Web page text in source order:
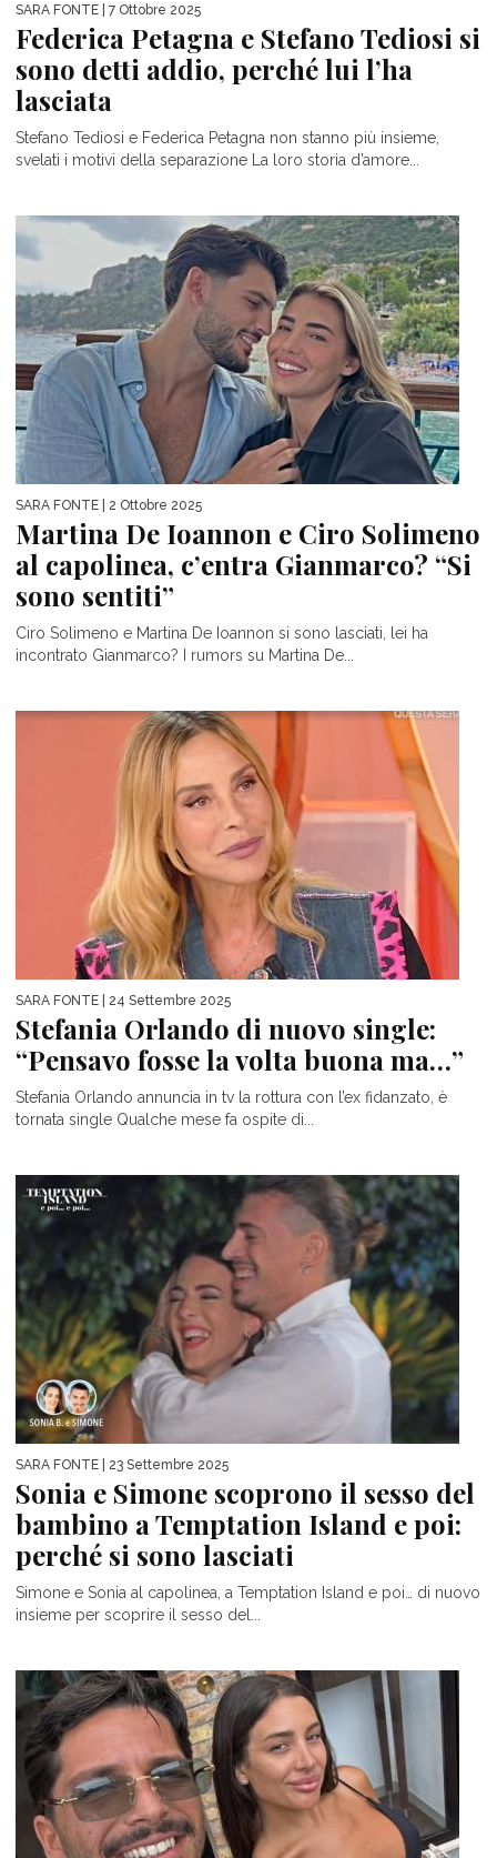
SARA FONTE | 7 Ottobre 2025
Federica Petagna e Stefano Tediosi si
sono detti addio, perché lui l’ha
lasciata
Stefano Tediosi e Federica Petagna non stanno più insieme,
svelati i motivi della separazione La loro storia d’amore...
SARA FONTE | 2 Ottobre 2025
Martina De Ioannon e Ciro Solimeno
al capolinea, c’entra Gianmarco? “Si
sono sentiti”
Ciro Solimeno e Martina De Ioannon si sono lasciati, lei ha
incontrato Gianmarco? I rumors su Martina De...
SARA FONTE | 24 Settembre 2025
Stefania Orlando di nuovo single:
“Pensavo fosse la volta buona ma…”
Stefania Orlando annuncia in tv la rottura con l’ex fidanzato, è
tornata single Qualche mese fa ospite di...
SARA FONTE | 23 Settembre 2025
Sonia e Simone scoprono il sesso del
bambino a Temptation Island e poi:
perché si sono lasciati
Simone e Sonia al capolinea, a Temptation Island e poi… di nuovo
insieme per scoprire il sesso del...